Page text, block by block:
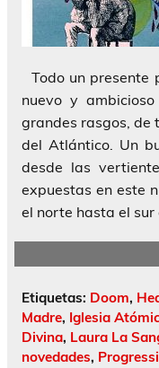
Todo un presente
nuevo y
grandes rasgos, de
del Atlántico. Un
desde las
expuestas en este
el norte hasta el
Etiquetas: Doom,
Madre, Iglesia
Divina, Laura La
novedades,